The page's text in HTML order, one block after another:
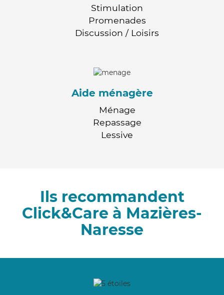
Stimulation
Promenades
Discussion / Loisirs
Aide ménagère
Ménage
Repassage
Lessive
Ils recommandent
Click&Care à Mazières-
Naresse